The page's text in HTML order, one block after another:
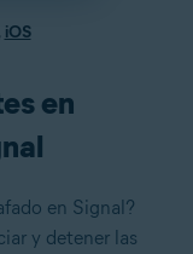
iOS
en
en Signal?
y detener las